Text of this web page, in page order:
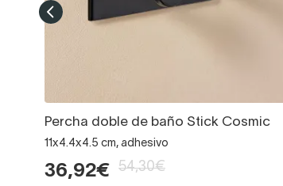
Percha doble de baño Stick Cosmic
11x4.4x4.5 cm, adhesivo
36,92€ 54,30€